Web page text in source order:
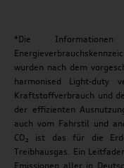
*Die
wurden nach dem
harmonised Light-duty
Kraftstoffverbrauch und
der effizienten
auch vom Fahrstil und
CO₂ ist das für die
Treibhausgas. Ein
Emissionen aller in